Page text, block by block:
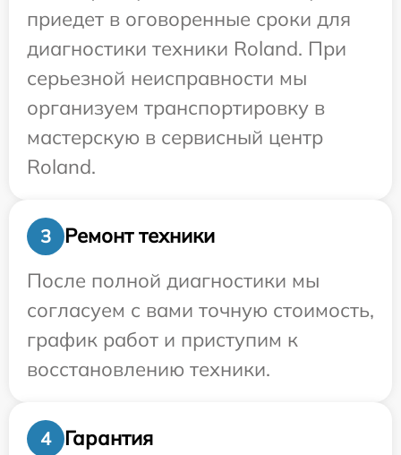
приедет в оговоренные сроки для
диагностики техники Roland. При
серьезной неисправности мы
организуем транспортировку в
мастерскую в сервисный центр
Roland.
3
Ремонт техники
После полной диагностики мы
согласуем с вами точную стоимость,
график работ и приступим к
восстановлению техники.
4
Гарантия